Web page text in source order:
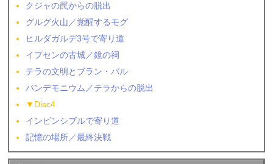
クジャの罠からの脱出
グルグ火山／覚醒するモグ
ヒルダガルデ3号で寄り道
イプセンの古城／鏡の祠
テラの文明とブラン・バル
パンデモニウム／テラからの脱出
▼Disc4
インビンシブルで寄り道
記憶の場所／最終決戦